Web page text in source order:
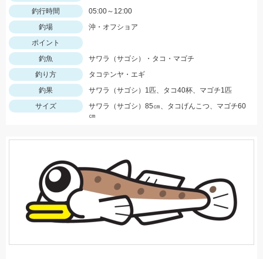
釣行時間
05:00～12:00
釣場
沖・オフショア
ポイント
釣魚
サワラ（サゴシ）・タコ・マゴチ
釣り方
タコテンヤ・エギ
釣果
サワラ（サゴシ）1匹、タコ40杯、マゴチ1匹
サイズ
サワラ（サゴシ）85㎝、タコげんこつ、マゴチ60
㎝